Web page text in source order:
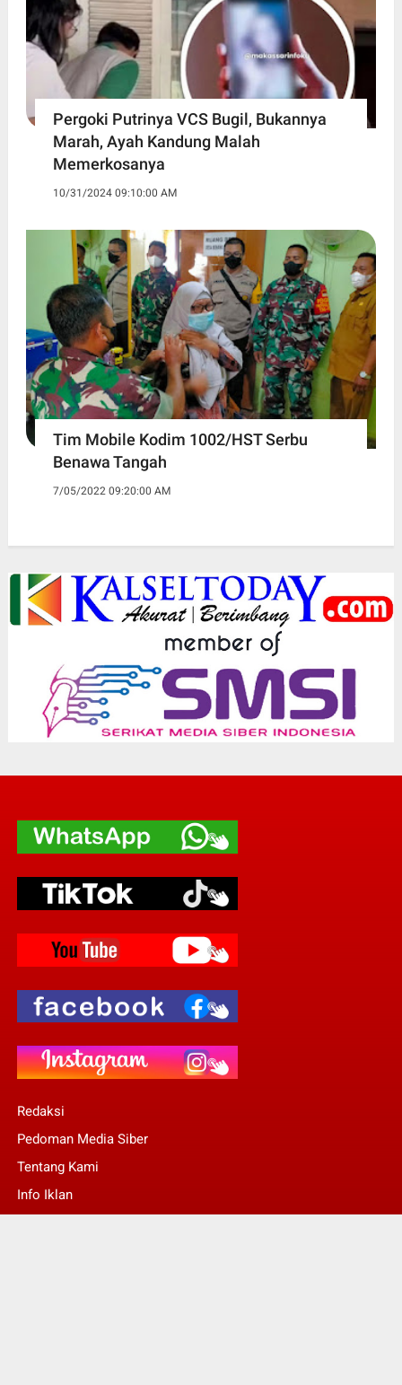
Pergoki Putrinya VCS Bugil, Bukannya
Marah, Ayah Kandung Malah
Memerkosanya
10/31/2024 09:10:00 AM
Tim Mobile Kodim 1002/HST Serbu
Benawa Tangah
7/05/2022 09:20:00 AM
Redaksi
Pedoman Media Siber
Tentang Kami
Info Iklan